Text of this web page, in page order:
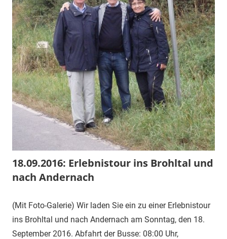
18.09.2016: Erlebnistour ins Brohltal und
nach Andernach
(Mit Foto-Galerie) Wir laden Sie ein zu einer Erlebnistour
ins Brohltal und nach Andernach am Sonntag, den 18.
September 2016. Abfahrt der Busse: 08:00 Uhr,